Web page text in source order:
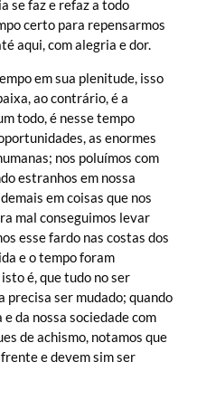
se faz e refaz a todo
certo para repensarmos
aqui, com alegria e dor.
em sua plenitude, isso
ao contrário, é a
todo, é nesse tempo
as enormes
nos poluímos com
estranhos em nossa
em coisas que nos
mal conseguimos levar
esse fardo nas costas dos
e o tempo foram
é, que tudo no ser
precisa ser mudado; quando
da nossa sociedade com
de achismo, notamos que
e devem sim ser